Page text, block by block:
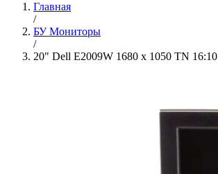
Главная
/
БУ Мониторы
/
20" Dell E2009W 1680 x 1050 TN 16:10